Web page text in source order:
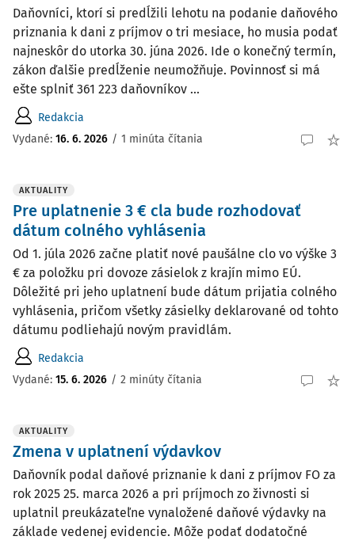
Daňovníci, ktorí si predĺžili lehotu na podanie daňového
priznania k dani z príjmov o tri mesiace, ho musia podať
najneskôr do utorka 30. júna 2026. Ide o konečný termín,
zákon ďalšie predĺženie neumožňuje. Povinnosť si má
ešte splniť 361 223 daňovníkov ...
Redakcia
Vydané: 16. 6. 2026 / 1 minúta čítania
AKTUALITY
Pre uplatnenie 3 € cla bude rozhodovať
dátum colného vyhlásenia
Od 1. júla 2026 začne platiť nové paušálne clo vo výške 3
€ za položku pri dovoze zásielok z krajín mimo EÚ.
Dôležité pri jeho uplatnení bude dátum prijatia colného
vyhlásenia, pričom všetky zásielky deklarované od tohto
dátumu podliehajú novým pravidlám.
Redakcia
Vydané: 15. 6. 2026 / 2 minúty čítania
AKTUALITY
Zmena v uplatnení výdavkov
Daňovník podal daňové priznanie k dani z príjmov FO za
rok 2025 25. marca 2026 a pri príjmoch zo živnosti si
uplatnil preukázateľne vynaložené daňové výdavky na
základe vedenej evidencie. Môže podať dodatočné